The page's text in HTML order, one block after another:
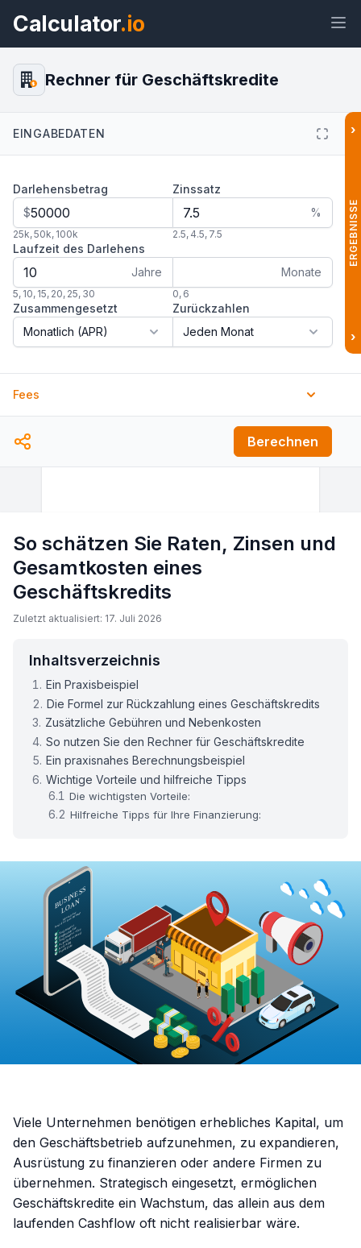
Calculator.io
Vorschau Rechner für
Geschäftskredite Widget
$ Rechner für Geschäftskredite
EINGABEDATEN
Darlehensbetrag
$
25k,50k, 100k
Zinssatz
%
2.5, 4.5, 7.5
Laufzeit des Darlehens
Jahre
5, 10, 15, 20, 25, 30
Monate
0, 6
Zusammengesetzt Zurückzahlen
Fees
%
Dokumentationsgebühr
Weitere Gebühren
$
Berechnen
›
ERGEBNISSE
›
So schätzen Sie Raten, Zinsen und
Gesamtkosten eines
Geschäftskredits
Zuletzt aktualisiert: 17. Juli 2026
Inhaltsverzeichnis
Ein Praxisbeispiel
Die Formel zur Rückzahlung eines Geschäftskredits
Zusätzliche Gebühren und Nebenkosten
So nutzen Sie den Rechner für Geschäftskredite
Ein praxisnahes Berechnungsbeispiel
Wichtige Vorteile und hilfreiche Tipps
Die wichtigsten Vorteile:
Hilfreiche Tipps für Ihre Finanzierung:
Viele Unternehmen benötigen erhebliches Kapital, um
den Geschäftsbetrieb aufzunehmen, zu expandieren,
Ausrüstung zu finanzieren oder andere Firmen zu
übernehmen. Strategisch eingesetzt, ermöglichen
Geschäftskredite ein Wachstum, das allein aus dem
laufenden Cashflow oft nicht realisierbar wäre.